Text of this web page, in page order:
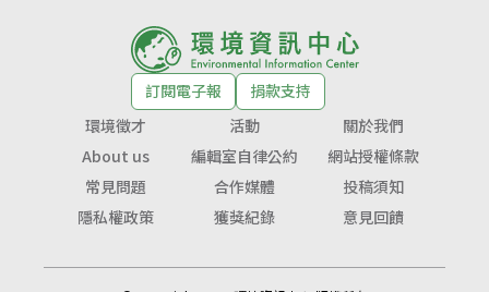
訂閱電子報
捐款支持
環境徵才
活動
關於我們
About us
編輯室自律公約
網站授權條款
常見問題
合作媒體
投稿須知
隱私權政策
獲獎紀錄 意見回饋